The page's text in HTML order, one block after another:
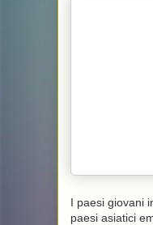
I paesi giovani
paesi asiatici